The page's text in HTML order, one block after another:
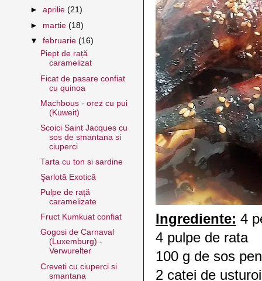
Ingrediente: 4
4 pulpe de rata
100 g de sos
2 catei de usturoi
►aprilie(21)
► martie(18)
▼februarie(16)
Piept de rață
caramelizat
Ficat de pasare confiat
cu quinoa
Machbous - orez cu pui
(Kuweit)
Scoici Saint Jacques cu
sos de smantana si
ciuperci
Tarta cu ton si sardine
Şarlotă Exotică
Pulpe de rață
caramelizate
Fruct Kumkuat confiat
Gogosi de Carnaval
(Luxemburg) -
Verwurelter
Creveti cu ciuperci si
smantana